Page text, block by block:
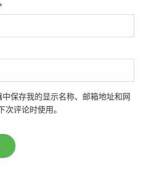
保存我的显示名称、邮箱地址和网
次评论时使用。